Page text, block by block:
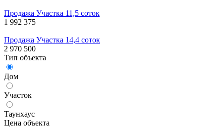
Продажа Участка 11,5 соток
1 992 375
Продажа Участка 14,4 соток
2 970 500
Тип объекта
Дом
Участок
Таунхаус
Цена объекта